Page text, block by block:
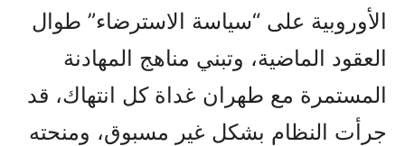
الأوروبية على “سياسة الاسترضاء” طوال
العقود الماضية، وتبني مناهج المهادنة
المستمرة مع طهران غداة كل انتهاك، قد
جرأت النظام بشكل غير مسبوق، ومنحته